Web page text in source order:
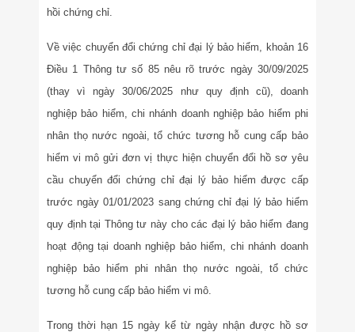
hồi chứng chỉ.
Về việc chuyển đổi chứng chỉ đại lý bảo hiểm, khoản 16
Điều 1 Thông tư số 85 nêu rõ trước ngày 30/09/2025
(thay vì ngày 30/06/2025 như quy định cũ), doanh
nghiệp bảo hiểm, chi nhánh doanh nghiệp bảo hiểm phi
nhân thọ nước ngoài, tổ chức tương hỗ cung cấp bảo
hiểm vi mô gửi đơn vị thực hiện chuyển đổi hồ sơ yêu
cầu chuyển đổi chứng chỉ đại lý bảo hiểm được cấp
trước ngày 01/01/2023 sang chứng chỉ đại lý bảo hiểm
quy định tại Thông tư này cho các đại lý bảo hiểm đang
hoạt động tại doanh nghiệp bảo hiểm, chi nhánh doanh
nghiệp bảo hiểm phi nhân thọ nước ngoài, tổ chức
tương hỗ cung cấp bảo hiểm vi mô.
Trong thời hạn 15 ngày kể từ ngày nhận được hồ sơ